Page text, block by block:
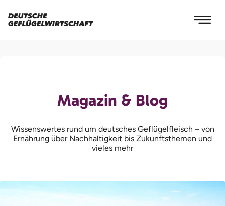
Magazin & Blog
Wissenswertes rund um deutsches Geflügelfleisch – von
Ernährung über Nachhaltigkeit bis Zukunftsthemen und
vieles mehr